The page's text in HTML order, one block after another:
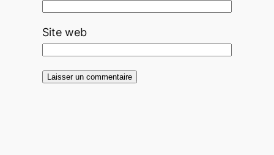
Site web